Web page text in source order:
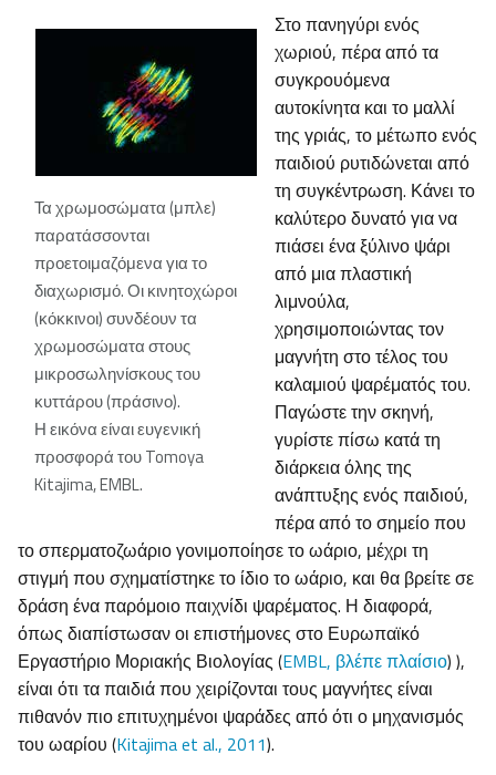
Τα χρωμοσώματα (μπλε)
παρατάσσονται
προετοιμαζόμενα για το
διαχωρισμό. Οι κινητοχώροι
(κόκκινοι) συνδέουν τα
χρωμοσώματα στους
μικροσωληνίσκους του
κυττάρου (πράσινο).
Η εικόνα είναι ευγενική
προσφορά του Tomoya
Kitajima, EMBL.
Στο πανηγύρι ενός
χωριού, πέρα από τα
συγκρουόμενα
αυτοκίνητα και το μαλλί
της γριάς, το μέτωπο ενός
παιδιού ρυτιδώνεται από
τη συγκέντρωση. Κάνει το
καλύτερο δυνατό για να
πιάσει ένα ξύλινο ψάρι
από μια πλαστική
λιμνούλα,
χρησιμοποιώντας τον
μαγνήτη στο τέλος του
καλαμιού ψαρέματός του.
Παγώστε την σκηνή,
γυρίστε πίσω κατά τη
διάρκεια όλης της
ανάπτυξης ενός παιδιού,
πέρα από το σημείο που
το σπερματοζωάριο γονιμοποίησε το ωάριο, μέχρι τη
στιγμή που σχηματίστηκε το ίδιο το ωάριο, και θα βρείτε σε
δράση ένα παρόμοιο παιχνίδι ψαρέματος. Η διαφορά,
όπως διαπίστωσαν οι επιστήμονες στο Ευρωπαϊκό
Εργαστήριο Μοριακής Βιολογίας (EMBL, βλέπε πλαίσιο) ),
είναι ότι τα παιδιά που χειρίζονται τους μαγνήτες είναι
πιθανόν πιο επιτυχημένοι ψαράδες από ότι ο μηχανισμός
του ωαρίου (Kitajima et al., 2011).